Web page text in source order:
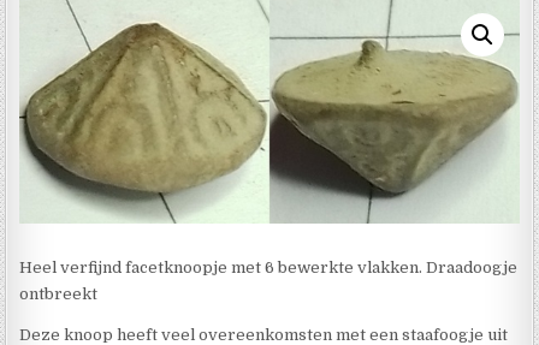
Heel verfijnd facetknoopje met 6 bewerkte vlakken. Draadoogje
ontbreekt
Deze knoop heeft veel overeenkomsten met een staafoogje uit